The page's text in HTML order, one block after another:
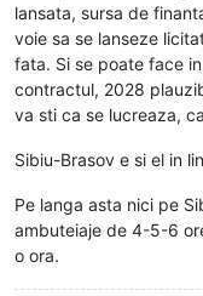
lansata, sursa de
voie sa se lanseze
fata. Si se poate face
contractul, 2028
va sti ca se lucreaza,
Sibiu-Brasov e si el in
Pe langa asta nici pe
ambuteiaje de 4-5-6
o ora.